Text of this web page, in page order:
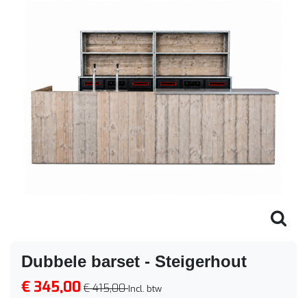
Dubbele barset - Steigerhout
€ 345,00€ 415,00Incl. btw